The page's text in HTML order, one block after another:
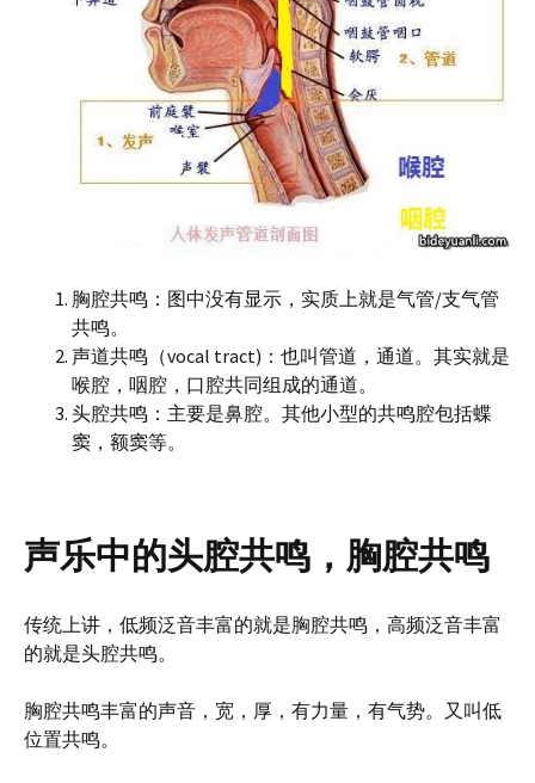
胸腔共鸣：图中没有显示，实质上就是气管/支气管
共鸣。
声道共鸣（vocal tract)：也叫管道，通道。其实就是
喉腔，咽腔，口腔共同组成的通道。
头腔共鸣：主要是鼻腔。其他小型的共鸣腔包括蝶
窦，额窦等。
声乐中的头腔共鸣，胸腔共鸣
传统上讲，低频泛音丰富的就是胸腔共鸣，高频泛音丰富
的就是头腔共鸣。
胸腔共鸣丰富的声音，宽，厚，有力量，有气势。又叫低
位置共鸣。